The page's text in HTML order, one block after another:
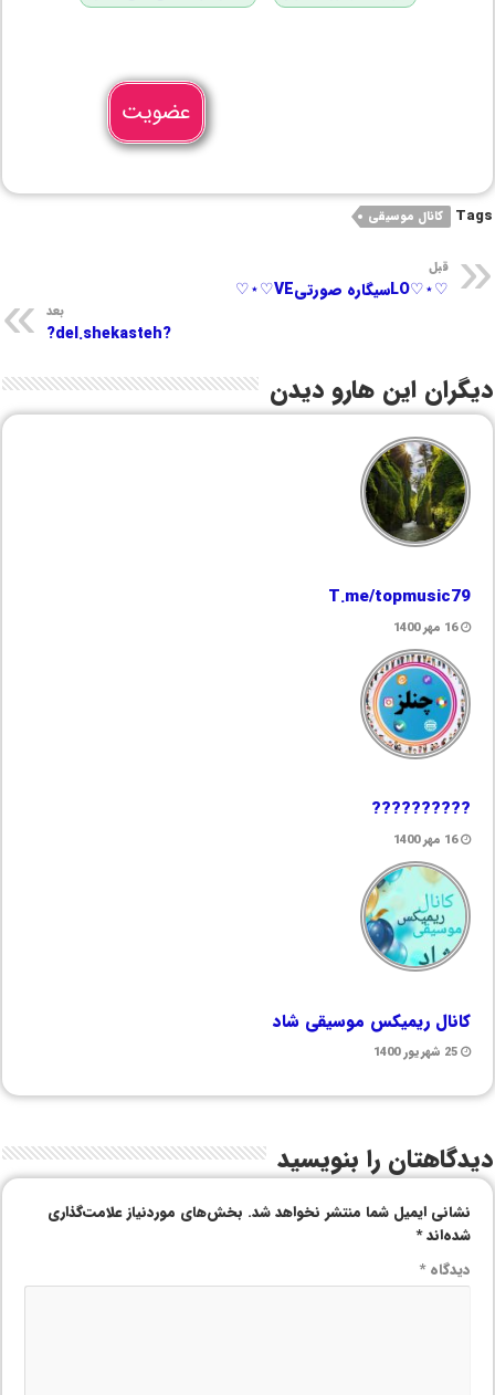
عضویت
Tags کانال موسیقی
قبل
♡⋆♡LOسیگاره صورتیVE♡⋆♡
بعد
?del.shekasteh?
دیگران این هارو دیدن
T.me/topmusic79
16 مهر 1400
??????????
16 مهر 1400
کانال ریمیکس موسیقی شاد
25 شهریور 1400
دیدگاهتان را بنویسید
نشانی ایمیل شما منتشر نخواهد شد. بخش‌های موردنیاز علامت‌گذاری
شده‌اند*
دیدگاه*